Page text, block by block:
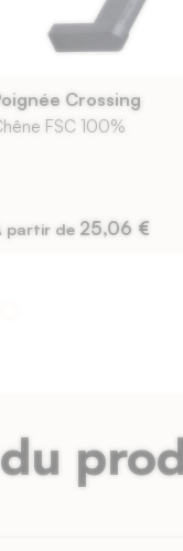
Crossing
FSC 100%
partir de 25,06 €